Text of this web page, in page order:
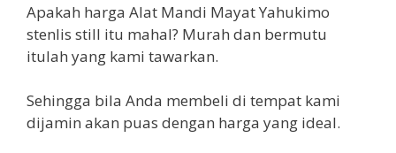
Apakah harga Alat Mandi Mayat Yahukimo
stenlis still itu mahal? Murah dan bermutu
itulah yang kami tawarkan.
Sehingga bila Anda membeli di tempat kami
dijamin akan puas dengan harga yang ideal.